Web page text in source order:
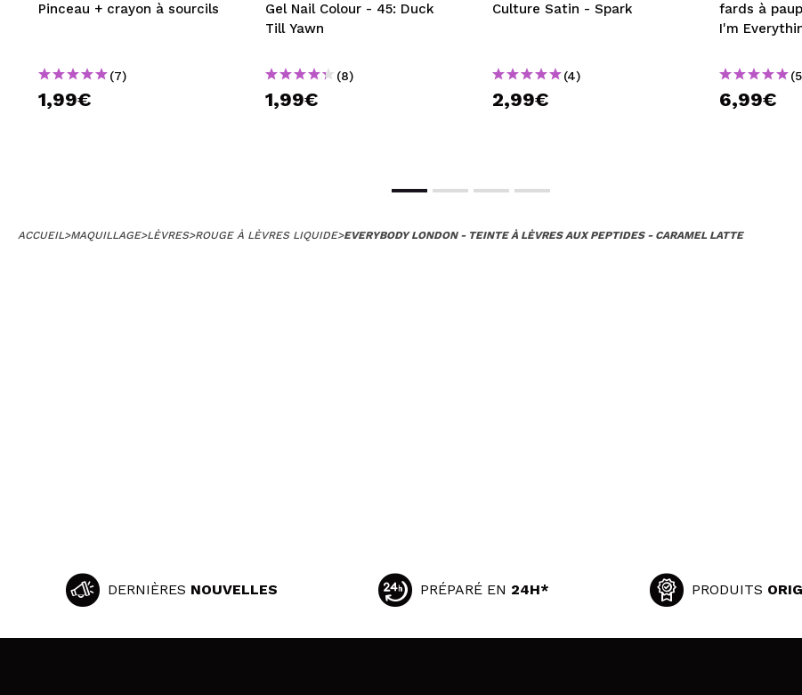
Pinceau + crayon à sourcils
(7)
1,99€
Gel Nail Colour - 45: Duck
Till Yawn
(8)
1,99€
Culture Satin - Spark
(4)
2,99€
fards à
I'm
6,99€
ACCUEIL>MAQUILLAGE>LÈVRES>ROUGE À LÈVRES LIQUIDE>EVERYBODY LONDON - TEINTE À LÈVRES AUX PEPTIDES - CARAMEL LATTE
DERNIÈRES NOUVELLES PRÉPARÉ EN 24H* PRODUITS